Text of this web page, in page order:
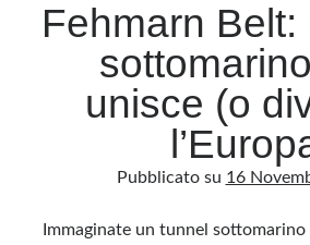
Fehmarn Belt:
unisce (o
Pubblicato su 16
Immaginate un tunnel